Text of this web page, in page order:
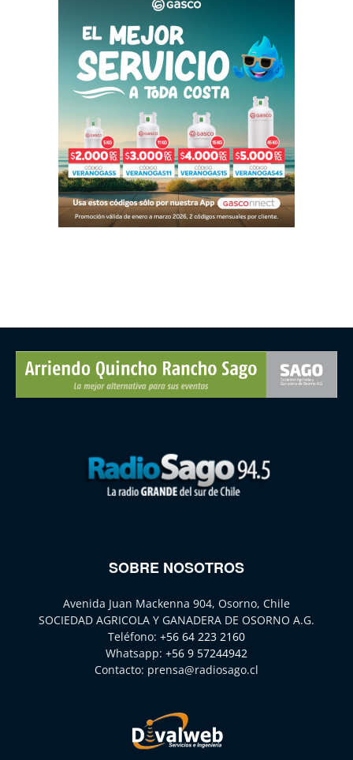
SOBRE NOSOTROS
Avenida Juan Mackenna 904, Osorno, Chile
SOCIEDAD AGRICOLA Y GANADERA DE OSORNO A.G.
Teléfono: +56 64 223 2160
Whatsapp: +56 9 57244942
Contacto: prensa@radiosago.cl